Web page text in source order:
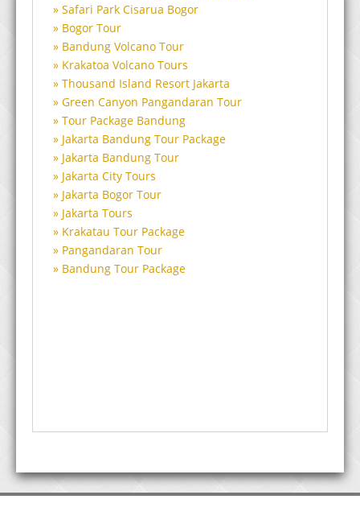
Safari Park Cisarua Bogor
Bogor Tour
Bandung Volcano Tour
Krakatoa Volcano Tours
Thousand Island Resort Jakarta
Green Canyon Pangandaran Tour
Tour Package Bandung
Jakarta Bandung Tour Package
Jakarta Bandung Tour
Jakarta City Tours
Jakarta Bogor Tour
Jakarta Tours
Krakatau Tour Package
Pangandaran Tour
Bandung Tour Package